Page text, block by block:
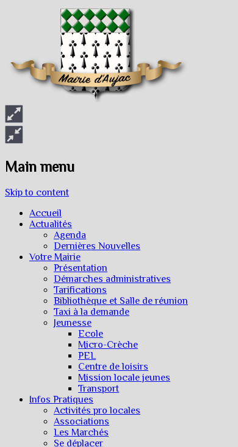
Main menu
Skip to content
Accueil
Actualités
Agenda
Dernières Nouvelles
Votre Mairie
Présentation
Démarches administratives
Tarifications
Bibliothèque et Salle de réunion
Taxi à la demande
Jeunesse
Ecole
Micro-Crèche
PEL
Centre de loisirs
Mission locale jeunes
Transport
Infos Pratiques
Activités pro locales
Associations
Les Marchés
Se déplacer